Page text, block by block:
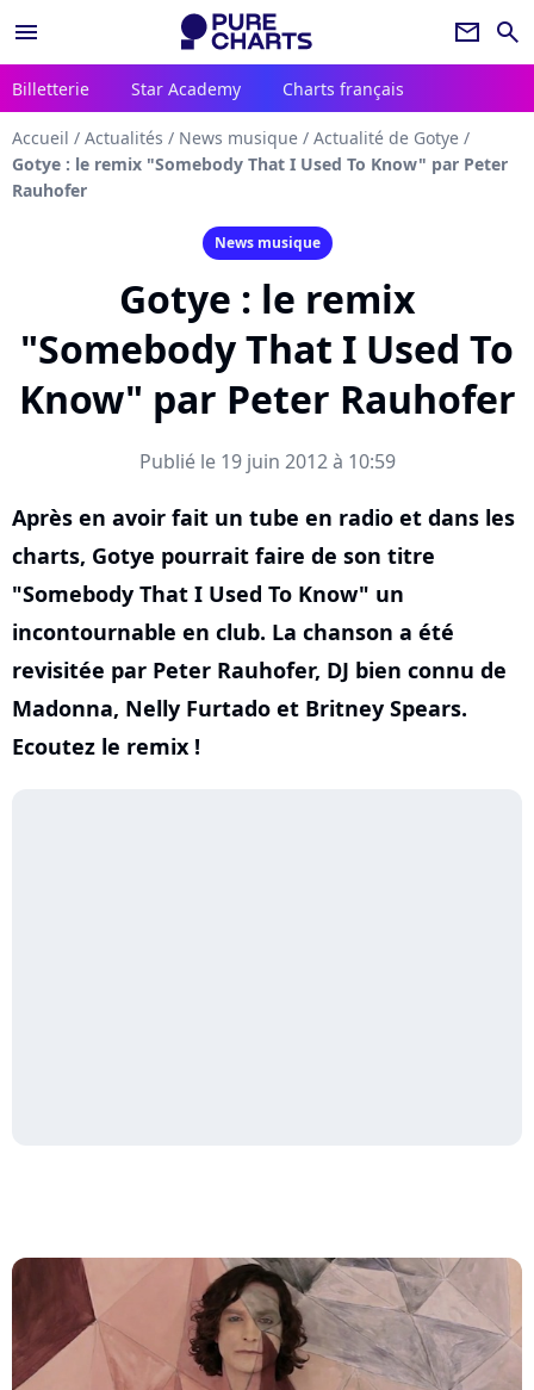
menu newsletter search
Billetterie Star Academy Charts français
Accueil / Actualités / News musique / Actualité de Gotye /
Gotye : le remix "Somebody That I Used To Know" par Peter
Rauhofer
News musique
Gotye : le remix
"Somebody That I Used To
Know" par Peter Rauhofer
Publié le 19 juin 2012 à 10:59
Après en avoir fait un tube en radio et dans les
charts, Gotye pourrait faire de son titre
"Somebody That I Used To Know" un
incontournable en club. La chanson a été
revisitée par Peter Rauhofer, DJ bien connu de
Madonna, Nelly Furtado et Britney Spears.
Ecoutez le remix !